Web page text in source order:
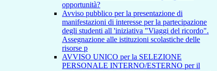
opportunità?
Avviso pubblico per la presentazione di
manifestazioni di interesse per la partecipazione
degli studenti all 'iniziativa "Viaggi del ricordo".
Assegnazione alle istituzioni scolastiche delle
risorse p
AVVISO UNICO per la SELEZIONE
PERSONALE INTERNO/ESTERNO per il